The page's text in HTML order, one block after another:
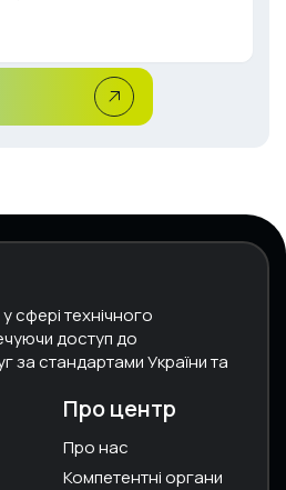
сфері технічного
доступ до
за стандартами України та
Про центр
Про нас
Компетентні органи